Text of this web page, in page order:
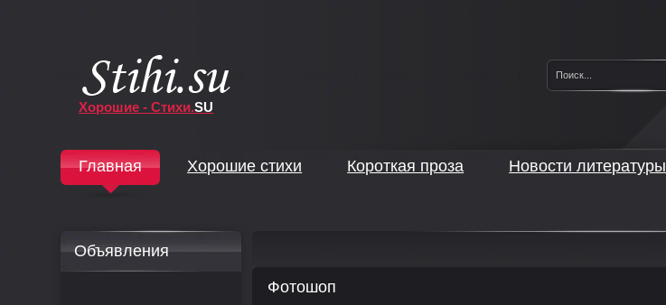
Хорошие - Стихи.SU
Главная Хорошие стихи Короткая проза Новости литературы
Фотошоп
Объявления